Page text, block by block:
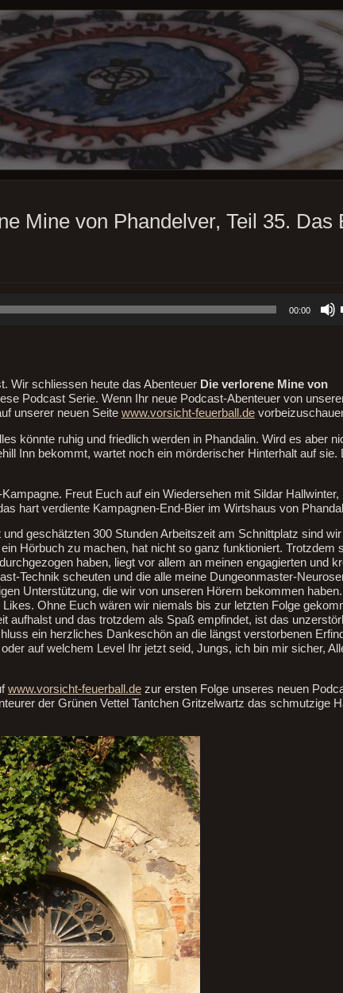
Mine von Phandelver, Teil 35. Das
00:00
Wir schliessen heute das Abenteuer Die verlorene Mine von
Podcast Serie. Wenn Ihr neue Podcast-Abenteuer von
unserer neuen Seite www.vorsicht-feuerball.de
könnte ruhig und friedlich werden in Phandalin. Wird es aber
Inn bekommt, wartet noch ein mörderischer Hinterhalt auf sie.
Freut Euch auf ein Wiedersehen mit Sildar Hallwinter,
hart verdiente Kampagnen-End-Bier im Wirtshaus von
geschätzten 300 Stunden Arbeitszeit am Schnittplatz sind
Hörbuch zu machen, hat nicht so ganz funktioniert. Trotzdem
haben, liegt vor allem an meinen engagierten und
Technik scheuten und die alle meine Dungeonmaster-
Unterstützung, die wir von unseren Hörern bekommen
Ohne Euch wären wir niemals bis zur letzten Folge
aufhalst und das trotzdem als Spaß empfindet, ist das
ein herzliches Dankeschön an die längst verstorbenen
auf welchem Level Ihr jetzt seid, Jungs, ich bin mir sicher,
www.vorsicht-feuerball.dezur ersten Folge unseres neuen
der Grünen Vettel Tantchen Gritzelwartz das schmutzige